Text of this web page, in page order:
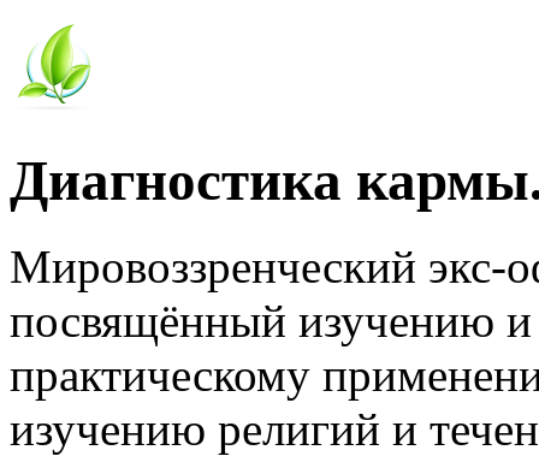
Диагностика
Мировоззренческий
посвящённый изучению
практическому
изучению религий и